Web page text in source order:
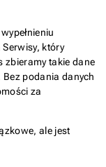
który
zbieramy takie dane
Bez podania danych
za
ale jest